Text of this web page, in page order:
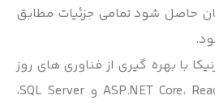
حاصل شود تمامی جزئیات مطابق
با بهره گیری از فناوری های روز
برنامه نویسی، شامل ASP.NET Core، React و SQL Server،